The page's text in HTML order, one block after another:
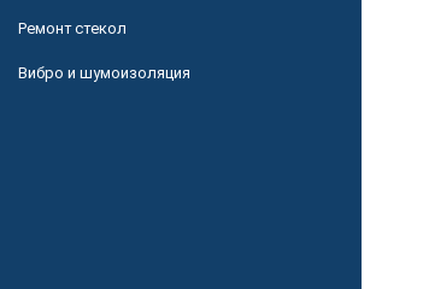
Ремонт стекол
Вибро и шумоизоляция